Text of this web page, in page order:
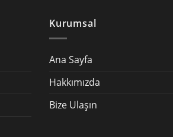
Kurumsal
Ana Sayfa
Hakkımızda
Bize Ulaşın